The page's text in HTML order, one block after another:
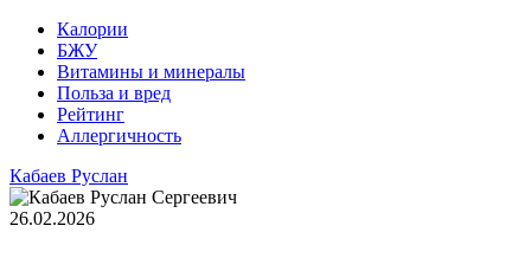
Калории
БЖУ
Витамины и минералы
Польза и вред
Рейтинг
Аллергичность
Кабаев Руслан
26.02.2026